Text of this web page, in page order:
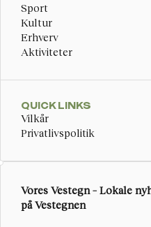
Sport
Kultur
Erhverv
Aktiviteter
QUICK LINKS
Vilkår
Privatlivspolitik
Vores Vestegn – Lokale
på Vestegnen